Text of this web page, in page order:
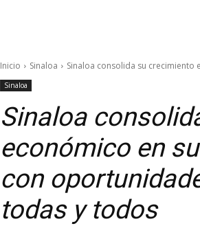
Inicio Sinaloa Sinaloa consolida su
Sinaloa
Sinaloa
económico en
con
todas y todos